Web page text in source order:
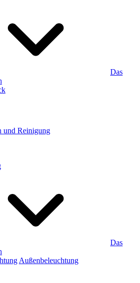
Das
und Reinigung
Das
Außenbeleuchtung